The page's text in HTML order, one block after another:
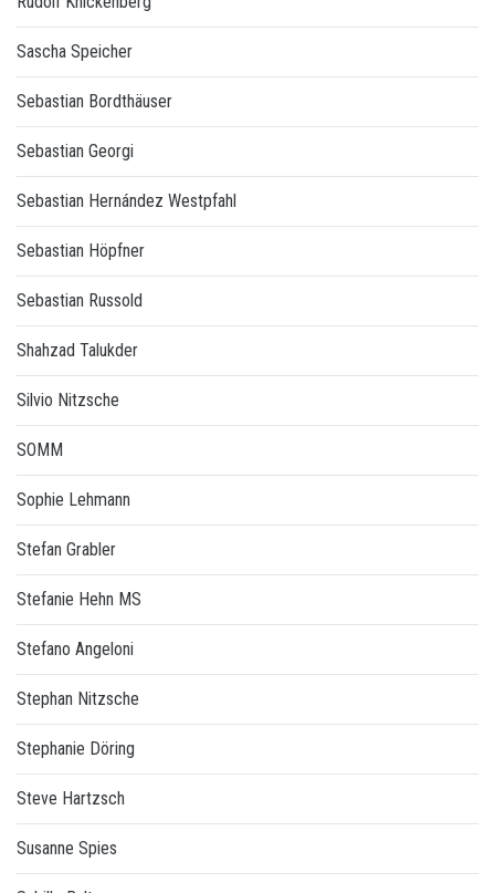
Sascha Speicher
Sebastian Bordthäuser
Sebastian Georgi
Sebastian Hernández Westpfahl
Sebastian Höpfner
Sebastian Russold
Shahzad Talukder
Silvio Nitzsche
SOMM
Sophie Lehmann
Stefan Grabler
Stefanie Hehn MS
Stefano Angeloni
Stephan Nitzsche
Stephanie Döring
Steve Hartzsch
Susanne Spies